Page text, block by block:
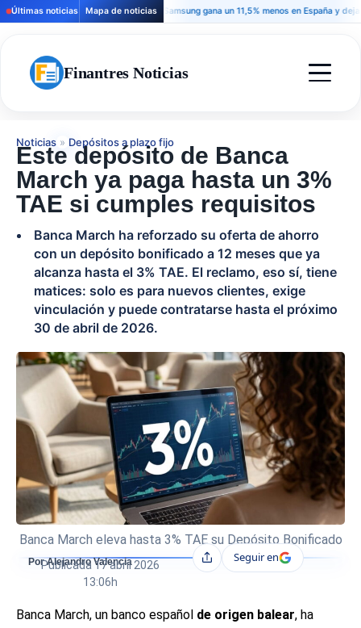
Últimas noticias Mapa de noticiasSamsung gana un 11,5% menos en España y deja una
Finantres Noticias
Noticias » Depósitos a plazo fijo
Este depósito de Banca
March ya paga hasta un 3%
TAE si cumples requisitos
Banca March ha reforzado su oferta de ahorro
con un depósito bonificado a 12 meses que ya
alcanza hasta el 3% TAE. El reclamo, eso sí, tiene
matices: solo es para nuevos clientes, exige
vinculación y puede contratarse hasta el próximo
30 de abril de 2026.
Banca March eleva hasta 3% TAE su Depósito Bonificado
Por Alejandro Valencia
Publicada 17 abril 2026
13:06h
CompartirSeguir en
Banca March, un banco español de origen balear, ha